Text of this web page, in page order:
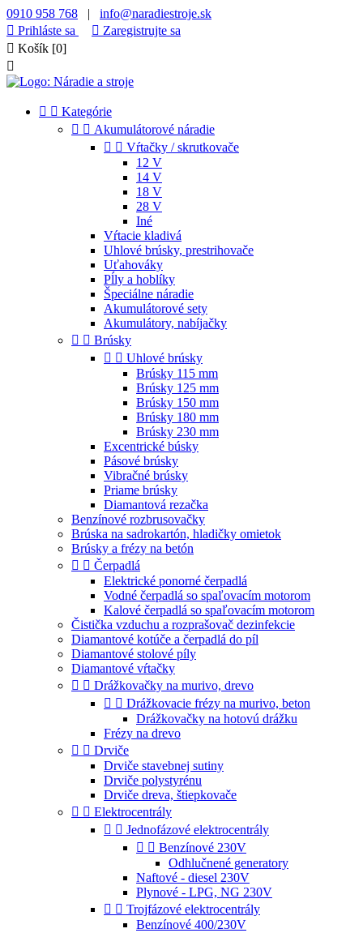
0910 958 768 | info@naradiestroje.sk
 Prihláste sa  Zaregistrujte sa
 Košík [0]

  Kategórie
  Akumulátorové náradie
  Vŕtačky / skrutkovače
12 V
14 V
18 V
28 V
Iné
Vŕtacie kladivá
Uhlové brúsky, prestrihovače
Uťahováky
Pĺly a hoblíky
Špeciálne náradie
Akumulátorové sety
Akumulátory, nabíjačky
  Brúsky
  Uhlové brúsky
Brúsky 115 mm
Brúsky 125 mm
Brúsky 150 mm
Brúsky 180 mm
Brúsky 230 mm
Excentrické búsky
Pásové brúsky
Vibračné brúsky
Priame brúsky
Diamantová rezačka
Benzínové rozbrusovačky
Brúska na sadrokartón, hladičky omietok
Brúsky a frézy na betón
  Čerpadlá
Elektrické ponorné čerpadlá
Vodné čerpadlá so spaľovacím motorom
Kalové čerpadlá so spaľovacím motorom
Čistička vzduchu a rozprašovač dezinfekcie
Diamantové kotúče a čerpadlá do píl
Diamantové stolové píly
Diamantové vŕtačky
  Drážkovačky na murivo, drevo
  Drážkovacie frézy na murivo, beton
Drážkovačky na hotovú drážku
Frézy na drevo
  Drviče
Drviče stavebnej sutiny
Drviče polystyrénu
Drviče dreva, štiepkovače
  Elektrocentrály
  Jednofázové elektrocentrály
  Benzínové 230V
Odhlučnené generatory
Naftové - diesel 230V
Plynové - LPG, NG 230V
  Trojfázové elektrocentrály
Benzínové 400/230V